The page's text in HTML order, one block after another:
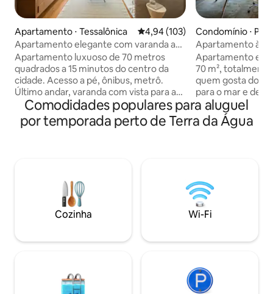
Apartamento ⋅ Tessalônica 4,94 de uma avaliação média de
4,94 (103)
Apartamento elegante com varanda ao
lado da orla marítima
Apartamento luxuoso de 70 metros
quadrados a 15 minutos do centro da
cidade. Acesso a pé, ônibus, metrô.
Último andar, varanda com vista para a
montanha acima da cidade velha de
Thessaloniki. Design contemporâneo e
inteligente, com os melhores materiais e
lavadora/secadora A poucos segundos
da orla marítima, a 10 minutos do Music
Hall Ideal para viajantes de negócios e
Condomínio ⋅
Apartamento à
180° para o mar
Apartamento
70 m²,
quem gosta do
para o mar e de nadar!!! A 10
Aeroporto de
da cidade. O
localização
para fazer
Experimente um
Perea para a
Comodidades populares para aluguel
por temporada perto de Terra da Água
Cozinha Wi-Fi